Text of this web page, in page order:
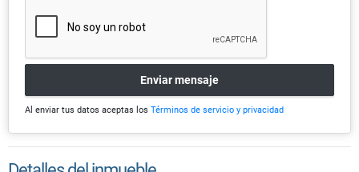
Enviar mensaje
Al enviar tus datos aceptas los Términos de servicio y privacidad